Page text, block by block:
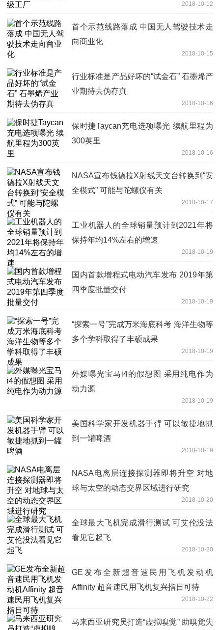
2018-10-12
首个示范线路落成 中国无人驾驶技术走
向商业化
2018-10-15
行业标准是产品好坏的“试金石” 石墨烯产
业期待去伪存真
2018-10-16
保时捷Taycan充电选项曝光 续航里程为
300英里
2018-10-16
NASA宣布钱德拉X射线天文台转换到“安
全模式” 可能与陀螺仪有关
2018-10-17
工业机器人的全球销量预计到2021年将
保持年均14%左右的增速
2018-10-19
国内首款增程式电动汽车发布 2019年第
四季度批量交付
2018-10-19
“探索一号”完成万米海底科考 海洋生物等
多个学科取得了丰硕成果
2018-10-19
外媒曝光宝马i4的假想图 采用纯电作为
动力源
2018-10-19
美国科学家开发机器手臂 可以敏捷地抓
到一罐啤酒
2018-10-19
NASA电离层连接探测器即将升空 对地
球与太空的动态交界区域进行研究
2018-10-20
全球最大飞机完成滑行测试 可艾伦没法
看见它起飞
2018-10-20
GE发布全新超音速民用飞机发动机
Affinity 超音速民用飞机复兴指日可待
2018-10-22
马来西亚研究员打造“虚拟嗅觉” 助嗅觉失